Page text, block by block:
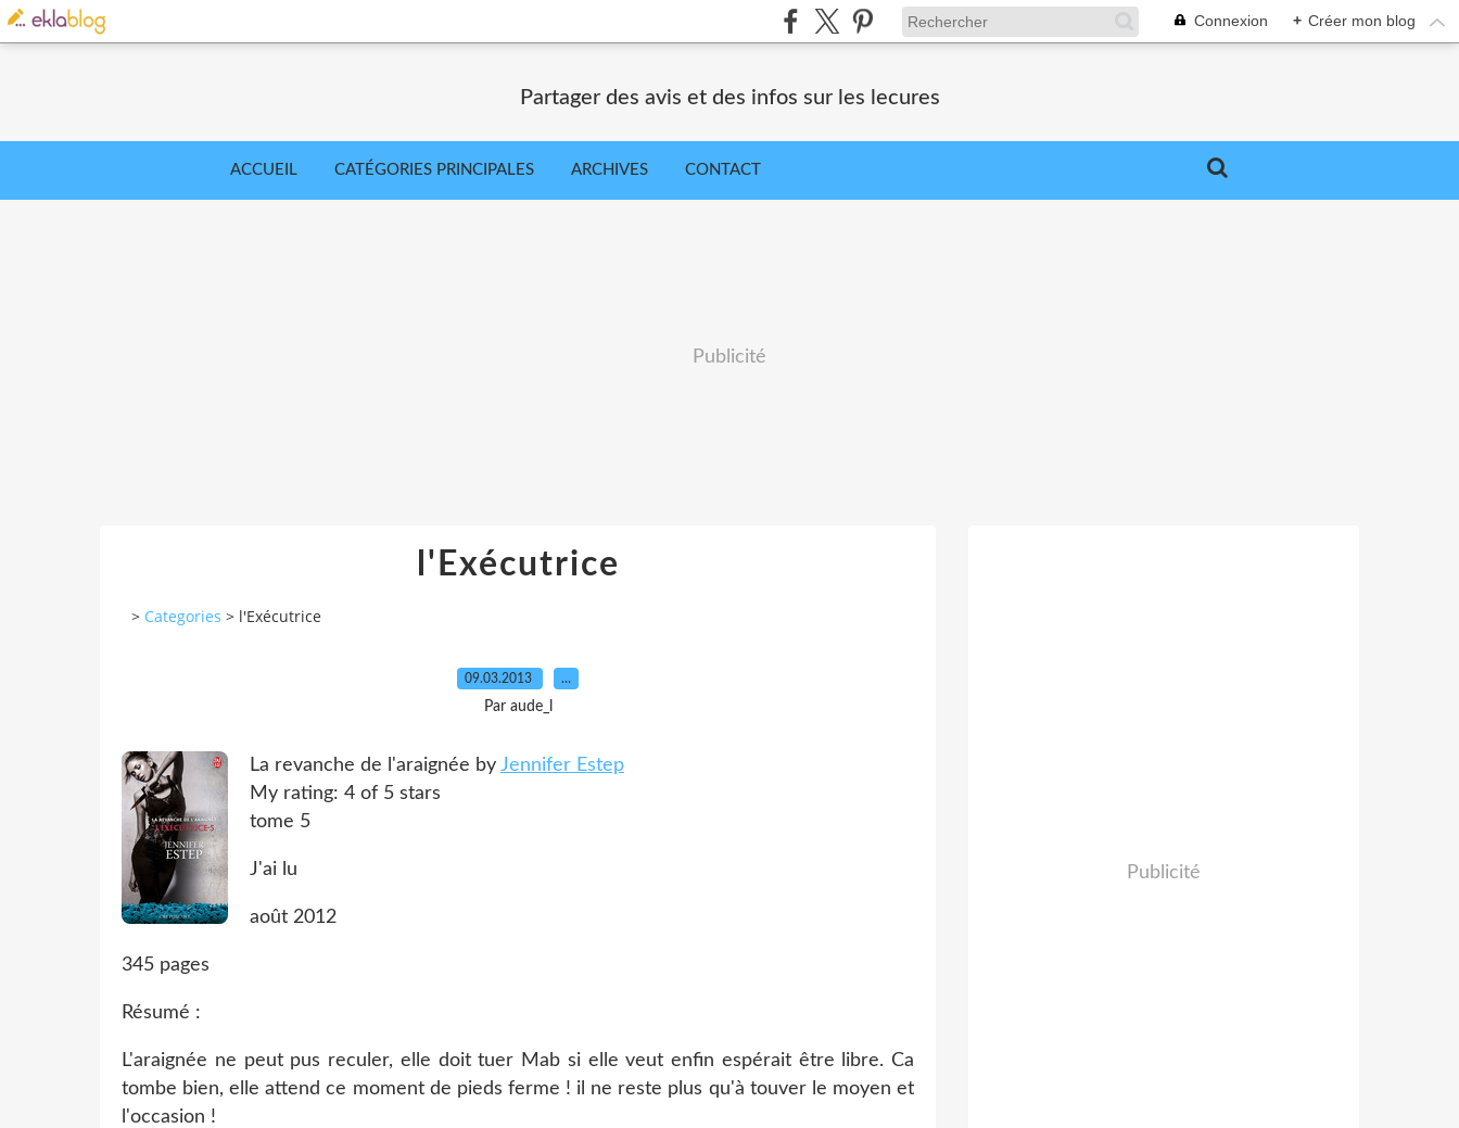
Connexion + Créer mon blog
Partager des avis et des infos sur les lecures
ACCUEIL CATÉGORIES PRINCIPALES ARCHIVES CONTACT
Publicité
l'Exécutrice
> Categories > l'Exécutrice
09.03.2013 …
Par aude_l
La revanche de l'araignée by Jennifer Estep
My rating: 4 of 5 stars
tome 5
J'ai lu
août 2012
345 pages
Résumé :
L'araignée ne peut pus reculer, elle doit tuer Mab si elle veut enfin espérait être libre. Ca
tombe bien, elle attend ce moment de pieds ferme ! il ne reste plus qu'à touver le moyen et
l'occasion !
Publicité